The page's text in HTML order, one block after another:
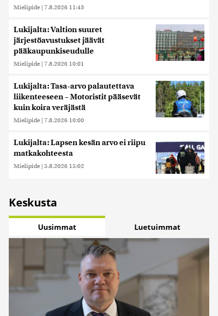
Mielipide | 7.8.2026 11:43
Lukijalta: Valtion suuret
järjestöavustukset jäävät
pääkaupunkiseudulle
Mielipide | 7.8.2026 10:01
Lukijalta: Tasa-arvo palautettava
liikenteeseen – Motoristit pääsevät
kuin koira veräjästä
Mielipide | 7.8.2026 10:00
Lukijalta: Lapsen kesän arvo ei riipu
matkakohteesta
Mielipide | 5.8.2026 15:02
Keskusta
Uusimmat Luetuimmat